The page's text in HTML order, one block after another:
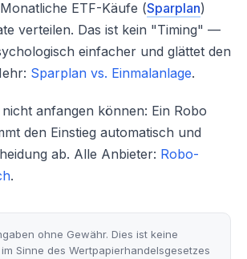
ETF-Käufe (Sparplan)
verteilen. Das ist kein "Timing" —
einfacher und glättet den
Sparplan vs. Einmalanlage.
anfangen können: Ein Robo
den Einstieg automatisch und
ab. Alle Anbieter: Robo-
.
ohne Gewähr. Dies ist keine
Sinne des Wertpapierhandelsgesetzes